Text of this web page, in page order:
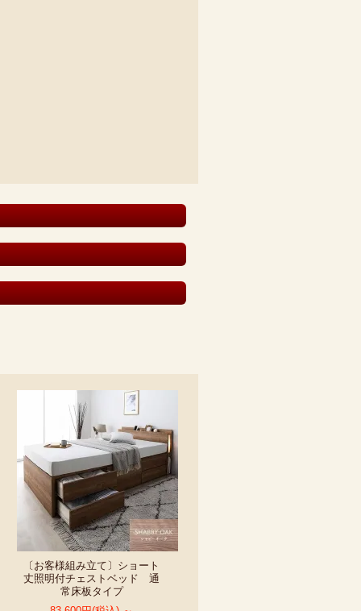
〔お客様組み立て〕ショート
丈照明付チェストベッド 通
常床板タイプ